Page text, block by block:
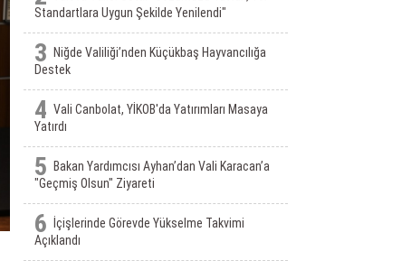
Standartlara Uygun Şekilde Yenilendi"
3
Niğde Valiliği’nden Küçükbaş Hayvancılığa
Destek
4 Vali Canbolat, YİKOB'da Yatırımları Masaya
Yatırdı
5
Bakan Yardımcısı Ayhan’dan Vali Karacan’a
"Geçmiş Olsun" Ziyareti
6
İçişlerinde Görevde Yükselme Takvimi
Açıklandı